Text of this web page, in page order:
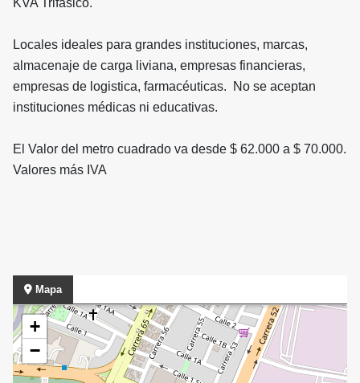
KVA Trifasico.
Locales ideales para grandes instituciones, marcas,
almacenaje de carga liviana, empresas financieras,
empresas de logistica, farmacéuticas. No se aceptan
instituciones médicas ni educativas.
El Valor del metro cuadrado va desde $ 62.000 a $ 70.000.
Valores más IVA
Mapa
+
−